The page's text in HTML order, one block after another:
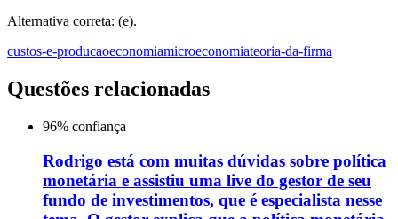
Alternativa correta: (e).
custos-e-producaoeconomiamicroeconomiateoria-da-firma
Questões relacionadas
96% confiança
Rodrigo está com muitas dúvidas sobre política
monetária e assistiu uma live do gestor de seu
fundo de investimentos, que é especialista nesse